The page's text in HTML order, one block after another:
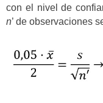
con el nivel de
n’ de observaciones